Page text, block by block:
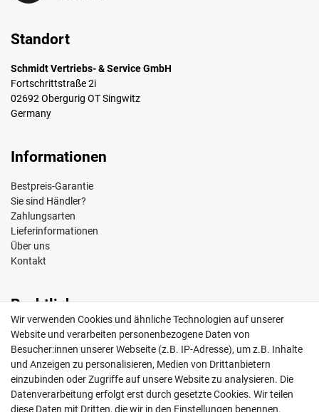
Standort
Schmidt Vertriebs- & Service GmbH
Fortschrittstraße 2i
02692 Obergurig OT Singwitz
Germany
Informationen
Bestpreis-Garantie
Sie sind Händler?
Zahlungsarten
Lieferinformationen
Über uns
Kontakt
Rechtliches
Impressum
AGB
Widerrufsrecht
Datenschutz
Vertrag widerrufen
Wir verwenden Cookies und ähnliche Technologien auf unserer
Website und verarbeiten personenbezogene Daten von
Besucher:innen unserer Webseite (z.B. IP-Adresse), um z.B. Inhalte
und Anzeigen zu personalisieren, Medien von Drittanbietern
einzubinden oder Zugriffe auf unsere Website zu analysieren. Die
Datenverarbeitung erfolgt erst durch gesetzte Cookies. Wir teilen
diese Daten mit Dritten, die wir in den Einstellungen benennen.